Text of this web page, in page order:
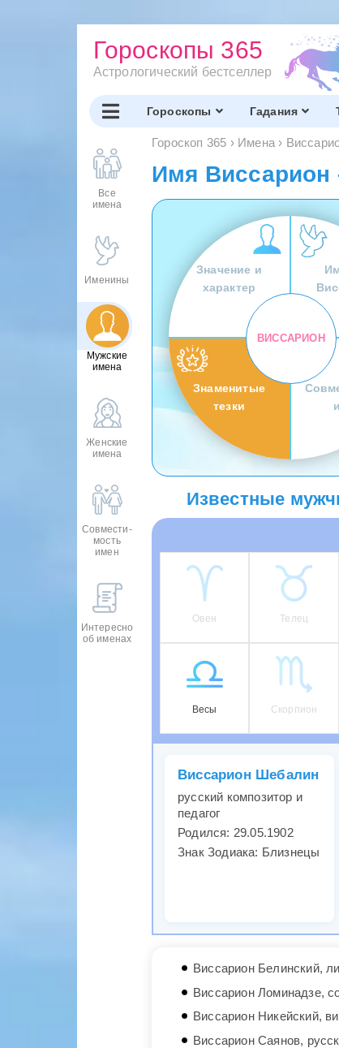
Гороскопы 365
Астрологический бестселлер
Гороскопы Гадания
Все
имена
Именины
Мужские
имена
Женские
имена
Совмести-
мость
имен
Интересно
об именах
Гороскоп 365 › Имена ›
Имя Виссарион
Значение и
характер
Знаменитые
тезки
ВИССАРИОН
Известные
Овен Телец
Весы Скорпион
Виссарион Шебалин
русский композитор и
педагог
Родился: 29.05.1902
Знак Зодиака: Близнецы
Виссарион Белинский,
Виссарион Ломинадзе,
Виссарион Никейский,
Виссарион Саянов,